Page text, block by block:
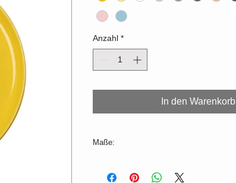
Anzahl *
In den Warenkorb
Maße:
Farbabweichungen zur Aufnahme sind